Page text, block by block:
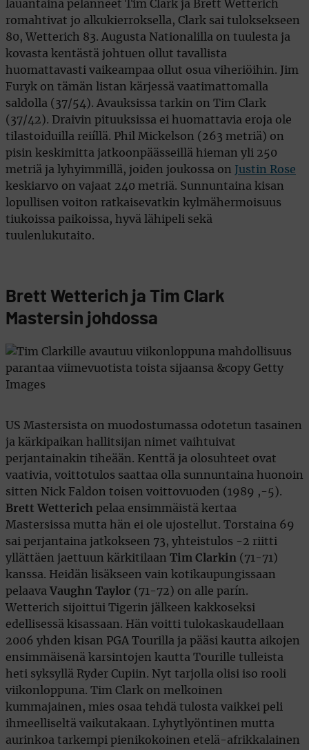
lauantaina pelanneet Tim Clark ja Brett Wetterich
romahtivat jo alkukierroksella, Clark sai tuloksekseen
80, Wetterich 83. Augusta Nationalilla on tuulesta ja
kovasta kentästä johtuen ollut tavallista
huomattavasti vaikeampaa ollut osua viheriöihin. Jim
Furyk on tämän listan kärjessä vaatimattomalla
saldolla (37/54). Avauksissa tarkin on Tim Clark
(37/42). Draivin pituuksissa ei huomattavia eroja ole
tilastoiduilla reiíllä. Phil Mickelson (263 metriä) on
pisin keskimitta jatkoonpäässeillä hieman yli 250
metriä ja lyhyimmillä, joiden joukossa on
Justin Rose
keskiarvo on vajaat 240 metriä. Sunnuntaina kisan
lopullisen voiton ratkaisevatkin kylmähermoisuus
tiukoissa paikoissa, hyvä lähipeli sekä
tuulenlukutaito.
Brett Wetterich ja Tim Clark
Mastersin johdossa
US Mastersista on muodostumassa odotetun tasainen
ja kärkipaikan hallitsijan nimet vaihtuivat
perjantainakin tiheään. Kenttä ja olosuhteet ovat
vaativia, voittotulos saattaa olla sunnuntaina huonoin
sitten Nick Faldon toisen voittovuoden (1989 ,-5).
Brett Wetterich pelaa ensimmäistä kertaa
Mastersissa mutta hän ei ole ujostellut. Torstaina 69
sai perjantaina jatkokseen 73, yhteistulos -2 riitti
yllättäen jaettuun kärkitilaan Tim Clarkin (71-71)
kanssa. Heidän lisäkseen vain kotikaupungissaan
pelaava Vaughn Taylor (71-72) on alle parín.
Wetterich sijoittui Tigerin jälkeen kakkoseksi
edellisessä kisassaan. Hän voitti tulokaskaudellaan
2006 yhden kisan PGA Tourilla ja pääsi kautta aikojen
ensimmäisenä karsintojen kautta Tourille tulleista
heti syksyllä Ryder Cupiin. Nyt tarjolla olisi iso rooli
viikonloppuna. Tim Clark on melkoinen
kummajainen, mies osaa tehdä tulosta vaikkei peli
ihmeelliseltä vaikutakaan. Lyhytlyöntinen mutta
aurinkoa tarkempi pienikokoinen etelä-afrikkalainen